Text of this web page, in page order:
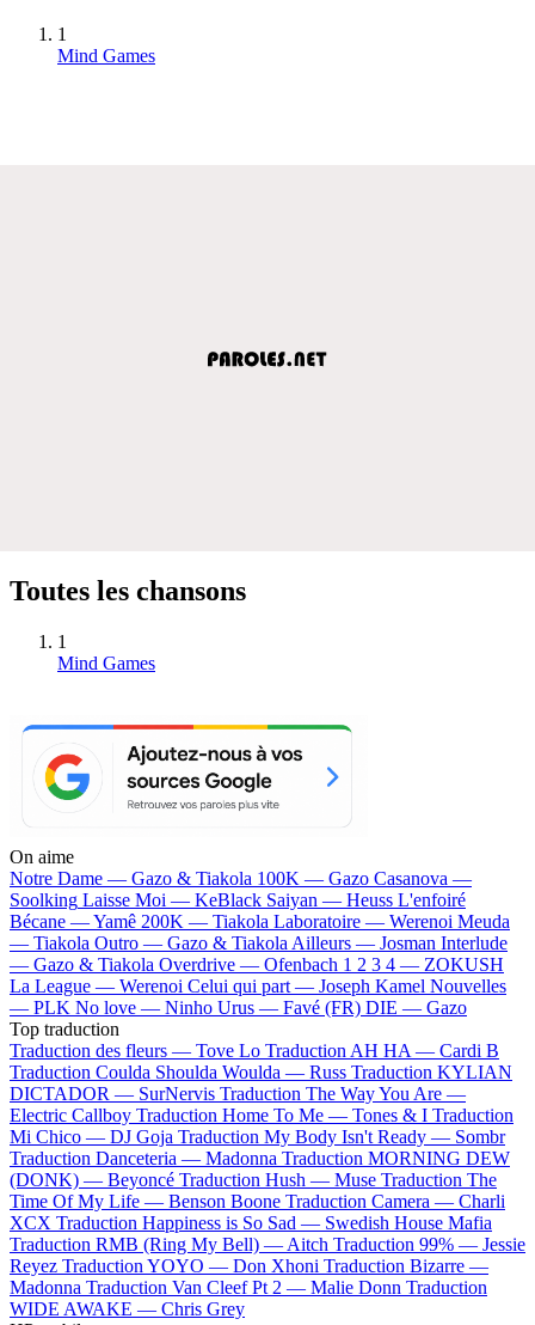
1
Mind Games
Toutes les chansons
1
Mind Games
On aime
Notre Dame — Gazo & Tiakola 100K — Gazo Casanova —
Soolking Laisse Moi — KeBlack Saiyan — Heuss L'enfoiré
Bécane —Yamê 200K — Tiakola Laboratoire — Werenoi Meuda
— Tiakola Outro — Gazo & Tiakola Ailleurs — Josman Interlude
— Gazo & Tiakola Overdrive — Ofenbach 1 2 3 4 — ZOKUSH
La League — Werenoi Celui qui part — Joseph Kamel Nouvelles
— PLK No love — Ninho Urus — Favé (FR) DIE — Gazo
Top traduction
Traduction des fleurs — Tove Lo Traduction AH HA — Cardi B
Traduction Coulda Shoulda Woulda — Russ Traduction KYLIAN
DICTADOR — SurNervis Traduction The Way You Are —
Electric Callboy Traduction Home To Me — Tones & I Traduction
Mi Chico — DJ Goja Traduction My Body Isn't Ready — Sombr
Traduction Danceteria — Madonna Traduction MORNING DEW
(DONK) — Beyoncé Traduction Hush — Muse Traduction The
Time Of My Life — Benson Boone Traduction Camera — Charli
XCX Traduction Happiness is So Sad — Swedish House Mafia
Traduction RMB (Ring My Bell) — Aitch Traduction 99% — Jessie
Reyez Traduction YOYO — Don Xhoni Traduction Bizarre —
Madonna Traduction Van Cleef Pt 2 — Malie Donn Traduction
WIDE AWAKE — Chris Grey